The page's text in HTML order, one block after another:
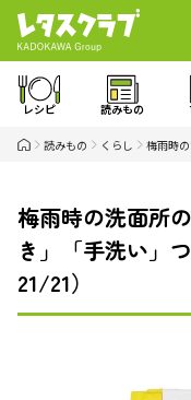
レシピ 読みもの
読みもの くらし 梅雨時
梅雨時の洗面所
き」「手洗い」
21/21）